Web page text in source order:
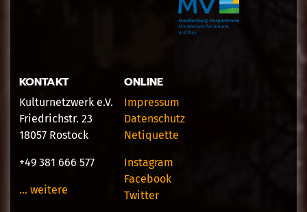
KONTAKT
Kulturnetzwerk e.V.
Friedrichstr. 23
18057 Rostock
+49 381 666 577
… weitere
ONLINE
Impressum
Datenschutz
Netiquette
Instagram
Facebook
Twitter